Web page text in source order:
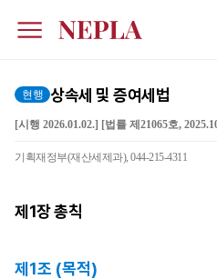
현행 상속세 및 증여세법
[시행 2026.01.02.] [법률 제21065호,
기획재정부(재산세제과), 044-215-4311
제1장총칙
제1조 (목적)